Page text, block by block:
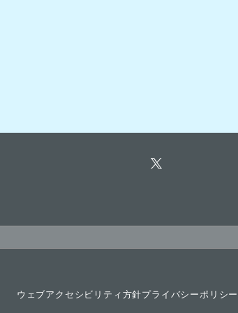
ウェブアクセシビリティ方針プライバシーポリシー